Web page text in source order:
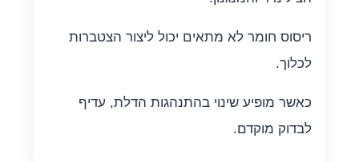
ריסוס חומר לא מתאים יכול ליצור הצטברות
לכלוך.
כאשר מופיע שינוי בהתנהגות הדלת, עדיף
לבדוק מוקדם.